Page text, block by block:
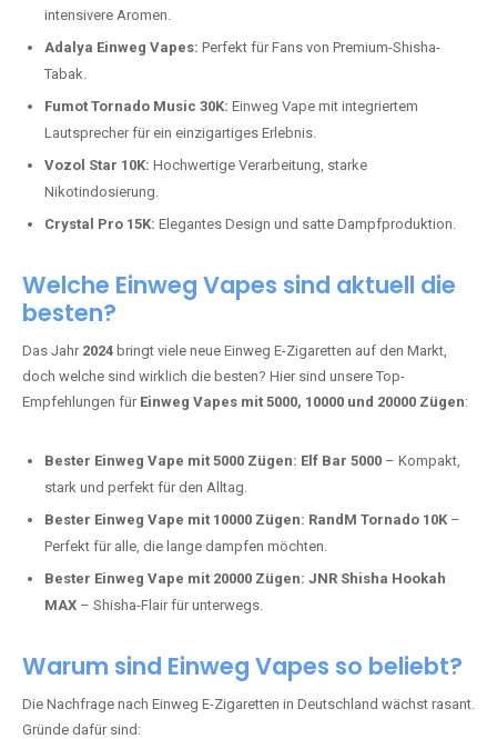
intensivere Aromen.
Adalya Einweg Vapes: Perfekt für Fans von Premium-Shisha-
Tabak.
Fumot Tornado Music 30K: Einweg Vape mit integriertem
Lautsprecher für ein einzigartiges Erlebnis.
Vozol Star 10K: Hochwertige Verarbeitung, starke
Nikotindosierung.
Crystal Pro 15K: Elegantes Design und satte Dampfproduktion.
Welche Einweg Vapes sind aktuell die
besten?
Das Jahr 2024 bringt viele neue Einweg E-Zigaretten auf den Markt,
doch welche sind wirklich die besten? Hier sind unsere Top-
Empfehlungen für Einweg Vapes mit 5000, 10000 und 20000 Zügen:
Bester Einweg Vape mit 5000 Zügen: Elf Bar 5000 – Kompakt,
stark und perfekt für den Alltag.
Bester Einweg Vape mit 10000 Zügen: RandM Tornado 10K –
Perfekt für alle, die lange dampfen möchten.
Bester Einweg Vape mit 20000 Zügen: JNR Shisha Hookah
MAX – Shisha-Flair für unterwegs.
Warum sind Einweg Vapes so beliebt?
Die Nachfrage nach Einweg E-Zigaretten in Deutschland wächst rasant.
Gründe dafür sind: